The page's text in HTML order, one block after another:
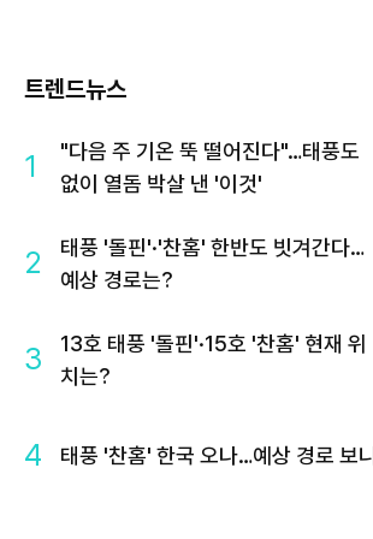
트렌드뉴스
1
"다음 주 기온 뚝 떨어진다"…태풍도
없이 열돔 박살 낸 '이것'
2
태풍 '돌핀'·'찬홈' 한반도 빗겨간다…
예상 경로는?
3
13호 태풍 '돌핀'·15호 '찬홈' 현재 위
치는?
4 태풍 '찬홈' 한국 오나…예상 경로 보니